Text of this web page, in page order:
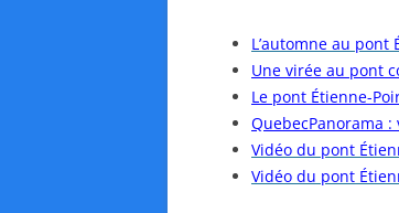
L’automne au pont
Une virée au pont
Le pont Étienne-
QuebecPanorama
Vidéo du pont
Vidéo du pont